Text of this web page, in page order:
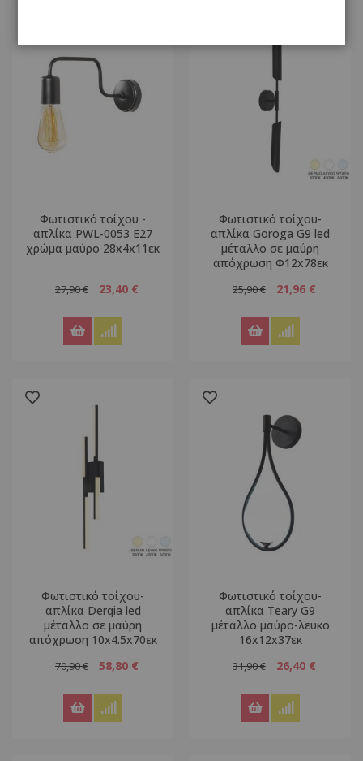
Φωτιστικό τοίχου -
απλίκα PWL-0053 Ε27
χρώμα μαύρο 28x4x11εκ
27,90 € 23,40 €
Φωτιστικό τοίχου-
απλίκα Goroga G9 led
μέταλλο σε μαύρη
απόχρωση Φ12x78εκ
25,90 € 21,96 €
Φωτιστικό τοίχου-
απλίκα Derqia led
μέταλλο σε μαύρη
απόχρωση 10x4.5x70εκ
70,90 € 58,80 €
Φωτιστικό τοίχου-
απλίκα Teary G9
μέταλλο μαύρο-λευκο
16x12x37εκ
31,90 € 26,40 €